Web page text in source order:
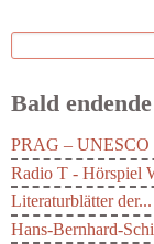
Suchformular
Suche
Bald
PRAG – UNESCO
Radio T - Hörspiel
Literaturblätter der...
Hans-Bernhard-